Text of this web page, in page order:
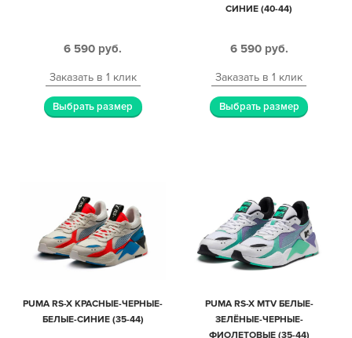
6 590 руб.
Заказать в 1 клик
Выбрать размер
СИНИЕ (40-44)
6 590 руб.
Заказать в 1 клик
Выбрать размер
PUMA RS-X КРАСНЫЕ-ЧЕРНЫЕ-
БЕЛЫЕ-СИНИЕ (35-44)
PUMA RS-X MTV БЕЛЫЕ-
ЗЕЛЁНЫЕ-ЧЕРНЫЕ-
ФИОЛЕТОВЫЕ (35-44)